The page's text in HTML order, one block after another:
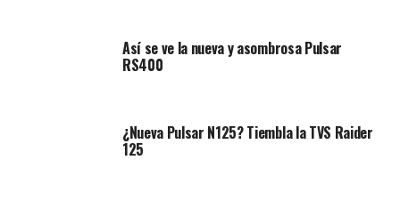
Así se ve la nueva y asombrosa Pulsar
RS400
¿Nueva Pulsar N125? Tiembla la TVS Raider
125